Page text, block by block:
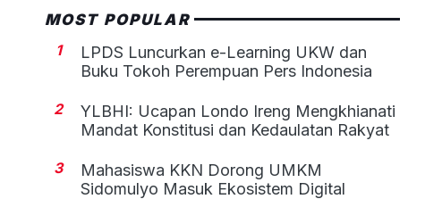
MOST POPULAR
1
LPDS Luncurkan e-Learning UKW dan
Buku Tokoh Perempuan Pers Indonesia
2
YLBHI: Ucapan Londo Ireng Mengkhianati
Mandat Konstitusi dan Kedaulatan Rakyat
3
Mahasiswa KKN Dorong UMKM
Sidomulyo Masuk Ekosistem Digital